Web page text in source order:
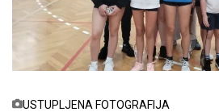
USTUPLJENA FOTOGRAFIJA